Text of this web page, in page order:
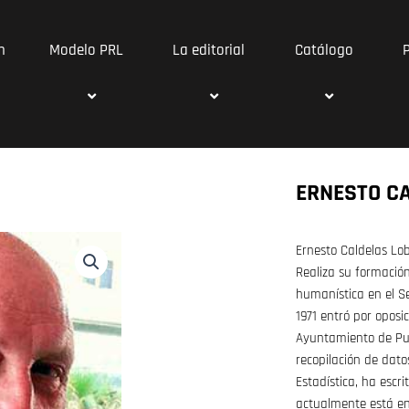
Modelo PRL La editorial Catálogo
ERNESTO
Ernesto Caldelas
Realiza su
humanística en el
1971 entró por
Ayuntamiento de
recopilación de
Estadística, ha
actualmente está